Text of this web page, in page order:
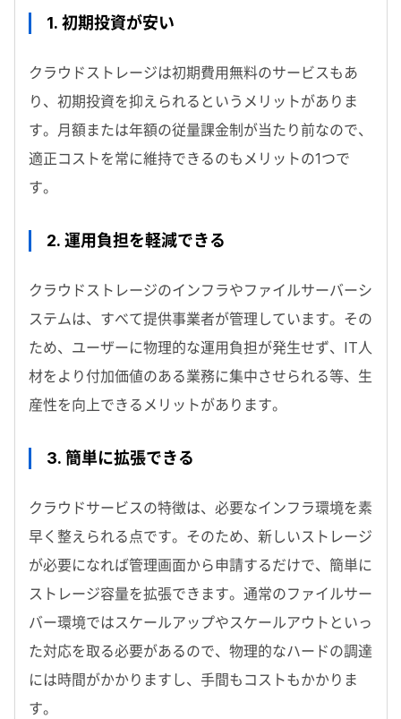
1. 初期投資が安い
クラウドストレージは初期費用無料のサービスもあ
り、初期投資を抑えられるというメリットがありま
す。月額または年額の従量課金制が当たり前なので、
適正コストを常に維持できるのもメリットの1つで
す。
2. 運用負担を軽減できる
クラウドストレージのインフラやファイルサーバーシ
ステムは、すべて提供事業者が管理しています。その
ため、ユーザーに物理的な運用負担が発生せず、IT人
材をより付加価値のある業務に集中させられる等、生
産性を向上できるメリットがあります。
3. 簡単に拡張できる
クラウドサービスの特徴は、必要なインフラ環境を素
早く整えられる点です。そのため、新しいストレージ
が必要になれば管理画面から申請するだけで、簡単に
ストレージ容量を拡張できます。通常のファイルサー
バー環境ではスケールアップやスケールアウトといっ
た対応を取る必要があるので、物理的なハードの調達
には時間がかかりますし、手間もコストもかかりま
す。